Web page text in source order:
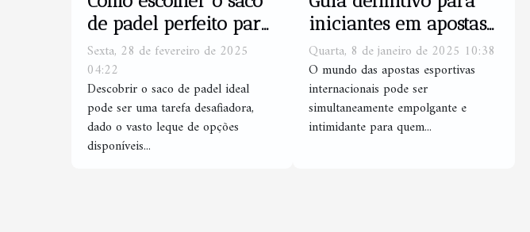
de padel perfeito para
suas necessidades
Sexta, 28 de fevereiro de 2025
04:22
Descobrir o saco de padel ideal
pode ser uma tarefa desafiadora,
dado o vasto leque de opções
disponíveis...
iniciantes em apostas
esportivas
internacionais
Quarta, 8 de janeiro de 2025 10:38
O mundo das apostas esportivas
internacionais pode ser
simultaneamente empolgante e
intimidante para quem...